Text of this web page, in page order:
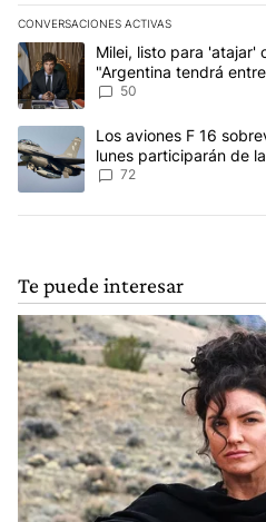
CONVERSACIONES ACTIVAS
Este listado muestra los artículos
Un artículo de tendencia con el
Milei, listo para 'atajar'
"Argentina tendrá
50
Un artículo de tendencia con el
Los aviones F 16
lunes participarán de
Aérea
72